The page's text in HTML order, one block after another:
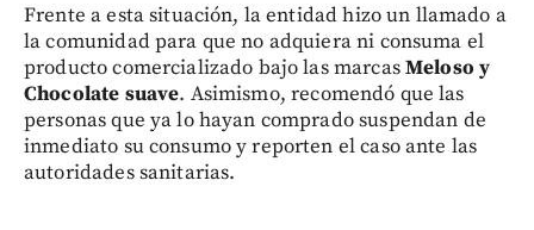
Frente a esta situación, la entidad hizo un llamado a
la comunidad para que no adquiera ni consuma el
producto comercializado bajo las marcasMeloso y
Chocolate suave. Asimismo, recomendó que las
personas que ya lo hayan comprado suspendan de
inmediato su consumo y reporten el caso ante las
autoridades sanitarias.